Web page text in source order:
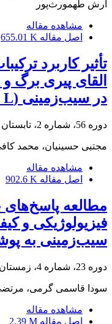
آرش طهمورث‌پور
مشاهده مقاله
اصل مقاله 655.01 K
تأثیر کاربرد
القای پیری برگ
در سیب‌زمینی (Solanum tuberosum L.)
دوره 56، شماره 2، تابستان 1404، صفحه
مجتبی حسینیان، محمد
مشاهده مقاله
اصل مقاله 902.6 K
مطالعه
فیزیولوژیکی و
سیب‌زمینی به
دوره 23، شماره 4، زمستان 1400، صفحه
سودا قاسمی گرمی، مرتضی
مشاهده مقاله
اصل مقاله 2.39 M